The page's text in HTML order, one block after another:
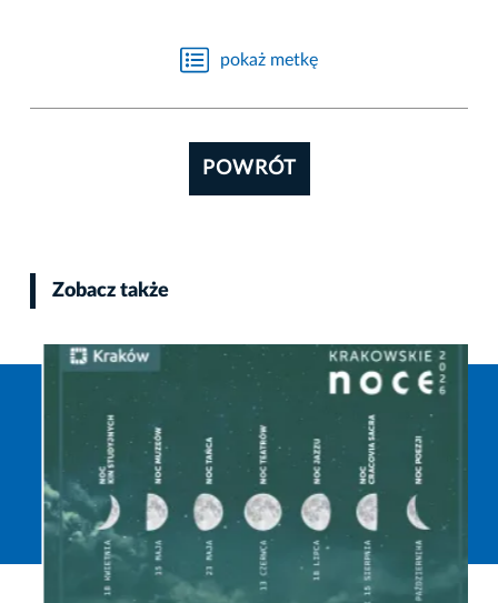
pokaż metkę
POWRÓT
Zobacz także